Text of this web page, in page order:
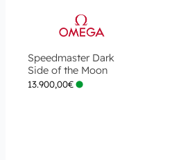
Speedmaster Dark
Side of the Moon
13.900,00€